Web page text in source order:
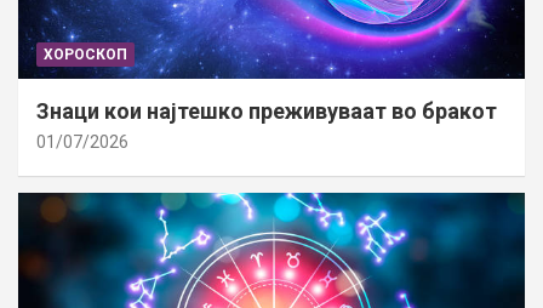
ХОРОСКОП
Знаци кои најтешко преживуваат во бракот
01/07/2026